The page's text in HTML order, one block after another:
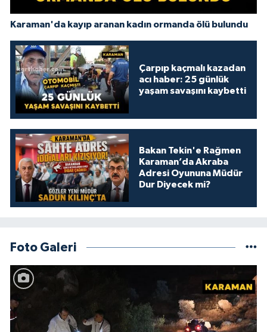
Karaman'da kayıp aranan kadın ormanda ölü bulundu
Çarpıp kaçmalı kazadan
acı haber: 25 günlük
yaşam savaşını kaybetti
Bakan Tekin'e Rağmen
Karaman’da Akraba
Adresi Oyununa Müdür
Dur Diyecek mi?
Foto Galeri